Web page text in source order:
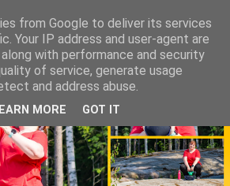
from Google to deliver its services
Your IP address and user-agent are
with performance and security
of service, generate usage
and address abuse.
MORE GOT IT